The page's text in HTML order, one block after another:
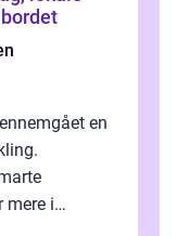
en
mere i